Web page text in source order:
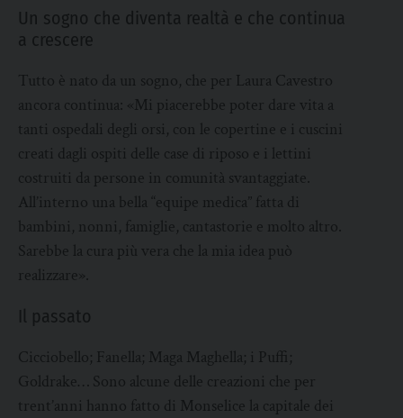
Un sogno che diventa realtà e che continua
a crescere
Tutto è nato da un sogno, che per Laura Cavestro
ancora continua: «Mi piacerebbe poter dare vita a
tanti ospedali degli orsi, con le copertine e i cuscini
creati dagli ospiti delle case di riposo e i lettini
costruiti da persone in comunità svantaggiate.
All’interno una bella “equipe medica” fatta di
bambini, nonni, famiglie, cantastorie e molto altro.
Sarebbe la cura più vera che la mia idea può
realizzare».
Il passato
Cicciobello; Fanella; Maga Maghella; i Puffi;
Goldrake… Sono alcune delle creazioni che per
trent’anni hanno fatto di Monselice la capitale dei